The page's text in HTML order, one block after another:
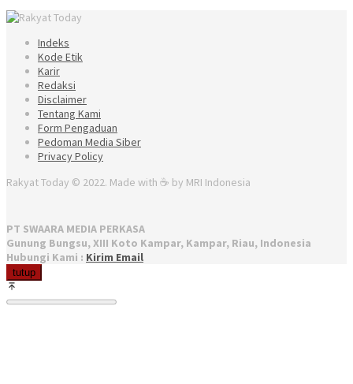
Indeks
Kode Etik
Karir
Redaksi
Disclaimer
Tentang Kami
Form Pengaduan
Pedoman Media Siber
Privacy Policy
Rakyat Today © 2022. Made with ☕ by MRI Indonesia
PT SWAARA MEDIA PERKASA
Gunung Bungsu, XIII Koto Kampar, Kampar, Riau, Indonesia
Hubungi Kami : Kirim Email
tutup